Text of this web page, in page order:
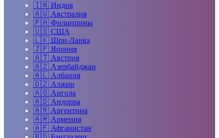
🇮🇳 Индия
🇦🇺 Австралия
🇵🇭 Филиппины
🇺🇸 США
🇱🇰 Шри-Ланка
🇯🇵 Япония
🇦🇹 Австрия
🇦🇿 Азербайджан
🇦🇱 Албания
🇩🇿 Алжир
🇦🇴 Ангола
🇦🇩 Андорра
🇦🇷 Аргентина
🇦🇲 Армения
🇦🇫 Афганистан